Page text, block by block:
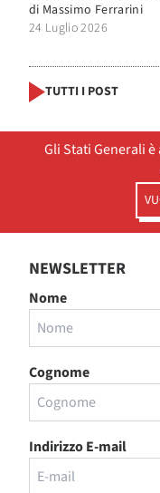
di Massimo Ferrarini
24 Luglio 2026
TUTTI I POST
Gli Stati Generali
NEWSLETTER
Nome
Cognome
Indirizzo E-mail